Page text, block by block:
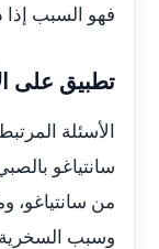
فهو السبب إذا
تطبيق على
الأسئلة
سانتياغو
من سانتياغو،
وسبب السخرية